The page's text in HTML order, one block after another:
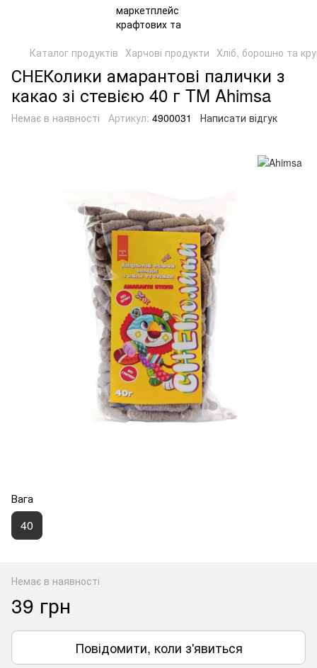
Каталог продуктів Харчові продукти Хліб, борошно та
СНЕКолики амарантові палички з
какао зі стевією 40 г TM Ahimsa
Немає в наявності Артикул: 4900031 Написати відгук
Вага
40
Немає в наявності
39 грн
Повідомити, коли з'явиться